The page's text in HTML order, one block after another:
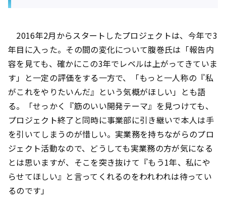
2016年2月からスタートしたプロジェクトは、今年で3
年目に入った。その間の変化について腹巻氏は「報告内
容を見ても、確かにこの3年でレベルは上がってきていま
す」と一定の評価をする一方で、「もっと一人称の『私
がこれをやりたいんだ』という気概がほしい」とも語
る。「せっかく『筋のいい開発テーマ』を見つけても、
プロジェクト終了と同時に事業部に引き継いで本人は手
を引いてしまうのが惜しい。実業務を持ちながらのプロ
ジェクト活動なので、どうしても実業務の方が気になる
とは思いますが、そこを突き抜けて『もう1年、私にや
らせてほしい』と言ってくれるのをわれわれは待ってい
るのです」